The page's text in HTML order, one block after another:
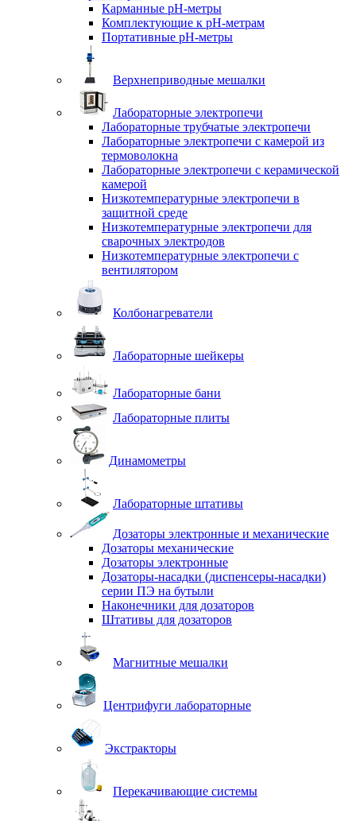
Карманные pH-метры
Комплектующие к pH-метрам
Портативные pH-метры
Верхнеприводные мешалки
Лабораторные электропечи
Лабораторные трубчатые электропечи
Лабораторные электропечи с камерой из
термоволокна
Лабораторные электропечи с керамической
камерой
Низкотемпературные электропечи в
защитной среде
Низкотемпературные электропечи для
cварочных электродов
Низкотемпературные электропечи с
вентилятором
Колбонагреватели
Лабораторные шейкеры
Лабораторные бани
Лабораторные плиты
Динамометры
Лабораторные штативы
Дозаторы электронные и механические
Дозаторы механические
Дозаторы электронные
Дозаторы-насадки (диспенсеры-насадки)
серии ПЭ на бутыли
Наконечники для дозаторов
Штативы для дозаторов
Магнитные мешалки
Центрифуги лабораторные
Экстракторы
Перекачивающие системы